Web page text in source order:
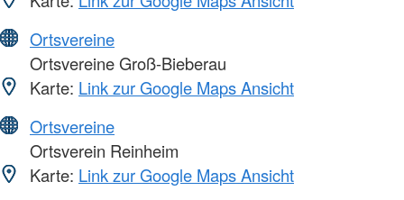
Ortsvereine
Ortsvereine Groß-Bieberau
Karte: Link zur Google Maps Ansicht
Ortsvereine
Ortsverein Reinheim
Karte: Link zur Google Maps Ansicht